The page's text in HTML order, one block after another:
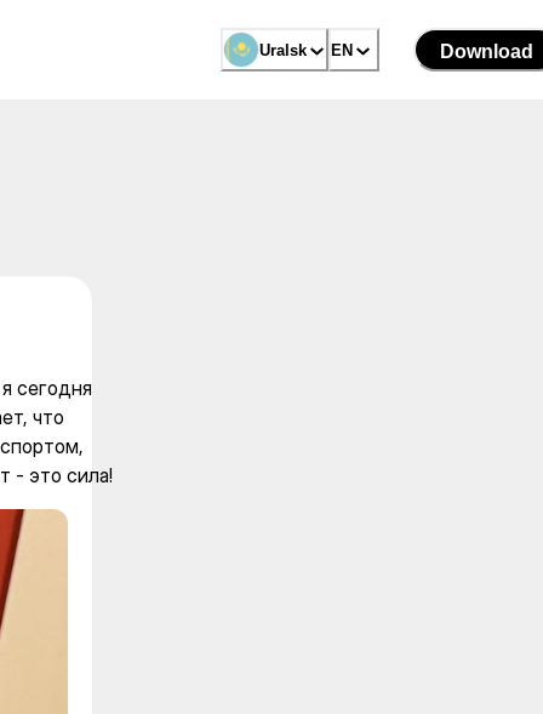
Uralsk EN Download
Uralsk EN Download
сегодня
что
- это сила!